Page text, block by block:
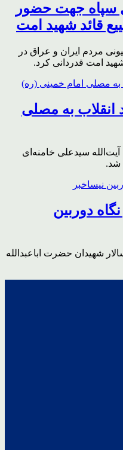
سپاه جهت حضور
قائد شهید امت
مردم ایران و عراق در
شهید امت قدردانی کرد.
انقلاب به مصلی
سیدعلی خامنه‌ای
شد.
دوربین
شهیدان حضرت اباعبدالله